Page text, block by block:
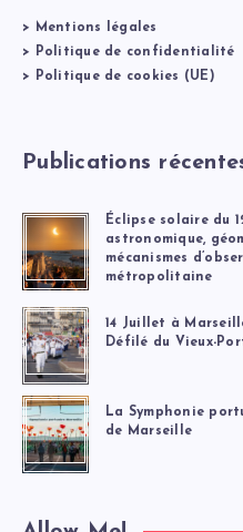
>
Mentions légales
>
Politique de confidentialité
>
Politique de cookies (UE)
Publications
Éclipse solaire du
astronomique,
mécanismes
métropolitaine
14 Juillet à
Défilé du Vieux-
La Symphonie
de Marseille